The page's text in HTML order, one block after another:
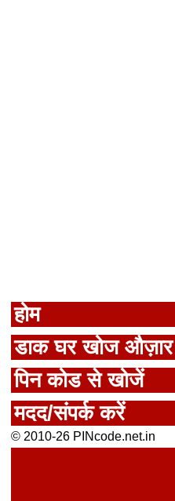
होम
डाक घर खोज औज़ार
पिन कोड से खोजें
मदद/संपर्क करें
© 2010-26 PINcode.net.in